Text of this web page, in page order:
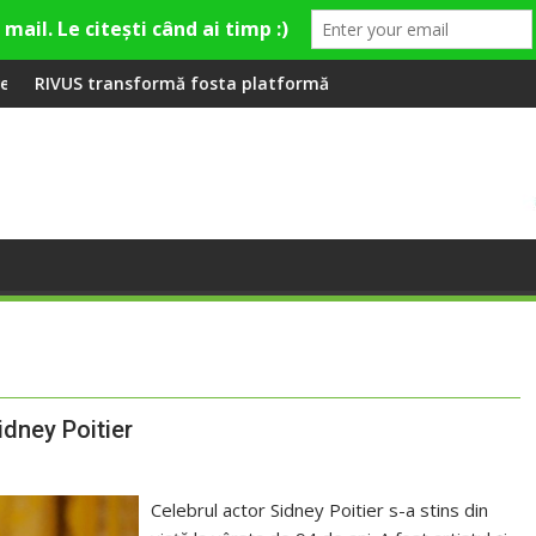
la Fashion Village
fosta platformă Carbochim într-un nou centru cultural și
Poitier
Celebrul actor Sidney Poitier s-a stins din